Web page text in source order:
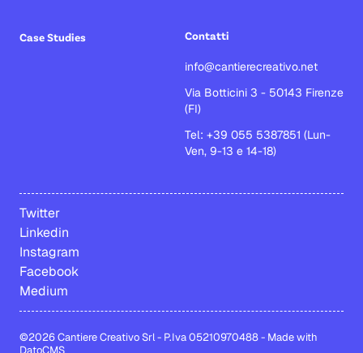
Case Studies Contatti
info@cantierecreativo.net
Via Botticini 3 - 50143 Firenze
(FI)
Tel: +39 055 5387851 (Lun-
Ven, 9-13 e 14-18)
Twitter
Linkedin
Instagram
Facebook
Medium
©2026 Cantiere Creativo Srl - P.Iva 05210970488- Made with
DatoCMS